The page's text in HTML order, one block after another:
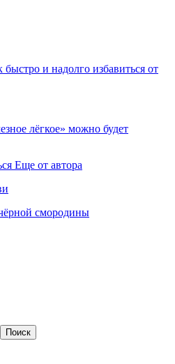
и надолго избавиться от
лёгкое» можно будет
Еще от автора
смородины